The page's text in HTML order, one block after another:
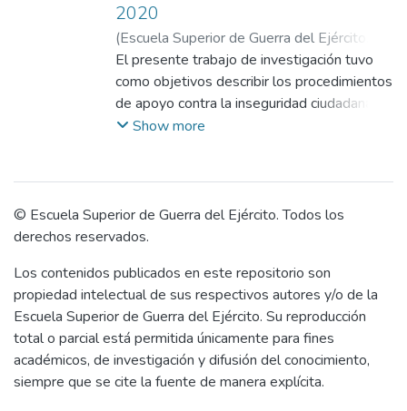
2020
(Escuela Superior de Guerra del Ejército.
Escuela de Postgrado,2021-05-11)Acho
Medina, Ronald Vidal;Gallardo Marquina,
Guido;Bedoya Perales, José Alberto
El presente trabajo de investigación tuvo
como objetivos describir los procedimientos
de apoyo contra la inseguridad ciudadana
utilizados por la 1ª Brigada de Fuerzas
Unidad que le permite este apoyo. Para
este fin se planteó una metodología
interpretativo y el tipo de investigación
empírico. En esta perspectiva se eligieron
las técnicas de entrevista y registro
fotográfico. Los datos obtenidos se
analizaron con matrices de contenido que
fueron usadas para la comparación e
Show more
© Escuela Superior de Guerra del Ejército. Todos los
derechos reservados.
Los contenidos publicados en este repositorio son
propiedad intelectual de sus respectivos autores y/o de la
Escuela Superior de Guerra del Ejército. Su reproducción
total o parcial está permitida únicamente para fines
académicos, de investigación y difusión del conocimiento,
siempre que se cite la fuente de manera explícita.